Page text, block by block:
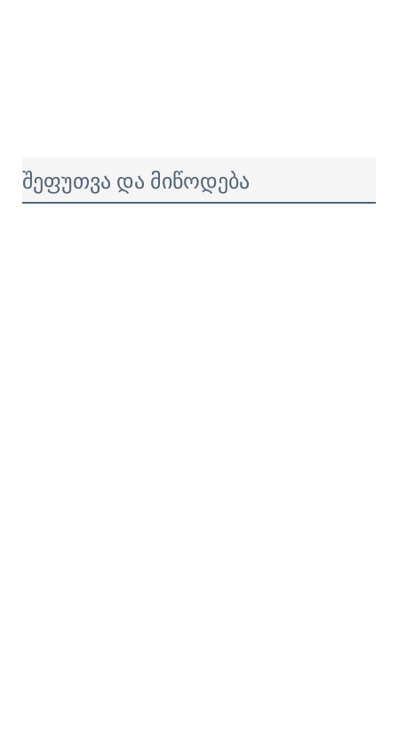
შეფუთვა და მიწოდება